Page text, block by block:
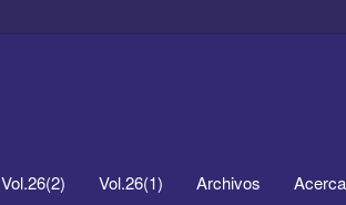
Vol.26(2) Vol.26(1) Archivos